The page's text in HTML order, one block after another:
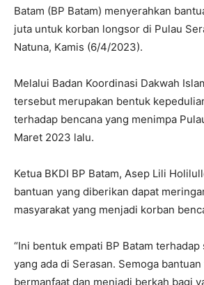
Batam (BP Batam) menyerahkan
juta untuk korban longsor di Pulau
Natuna, Kamis (6/4/2023).
Melalui Badan Koordinasi Dakwah
tersebut merupakan bentuk
terhadap bencana yang menimpa
Maret 2023 lalu.
Ketua BKDI BP Batam, Asep Lili
bantuan yang diberikan dapat
masyarakat yang menjadi korban
“Ini bentuk empati BP Batam
yang ada di Serasan. Semoga
bermanfaat dan menjadi berkah bagi